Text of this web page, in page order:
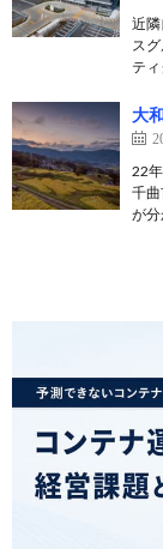
近
ス
テ
大
22
千
が